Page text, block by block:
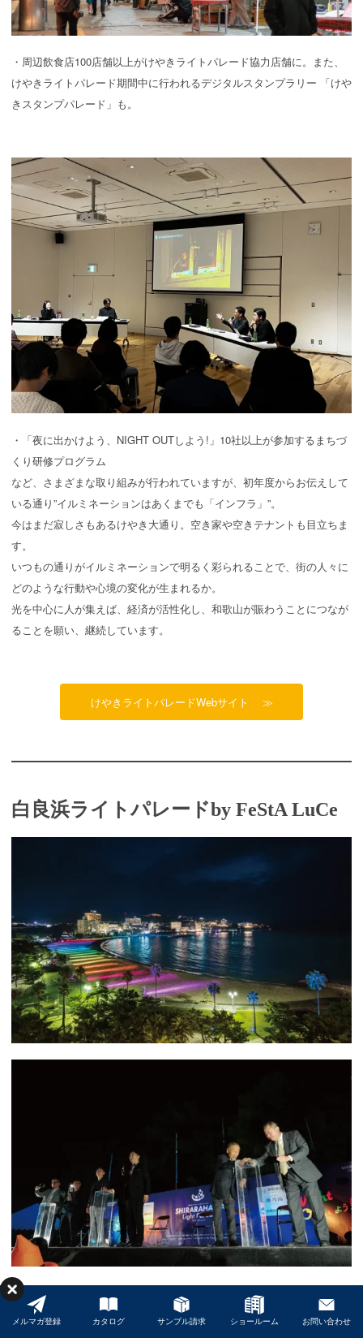
メルマガ登録 カタログ サンプル請求 ショールーム お問い合わせ
・周辺飲食店100店舗以上がけやきライトパレード協力店舗に。また、
けやきライトパレード期間中に行われるデジタルスタンプラリー 「けや
きスタンプパレード」も。
・「夜に出かけよう、NIGHT OUTしよう!」10社以上が参加するまちづ
くり研修プログラム
など、さまざまな取り組みが行われていますが、初年度からお伝えして
いる通り”イルミネーションはあくまでも「インフラ」”。
今はまだ寂しさもあるけやき大通り。空き家や空きテナントも目立ちま
す。
いつもの通りがイルミネーションで明るく彩られることで、街の人々に
どのような行動や心境の変化が生まれるか。
光を中心に人が集えば、経済が活性化し、和歌山が賑わうことにつなが
ることを願い、継続しています。
けやきライトパレードWebサイト ≫
白良浜ライトパレードby FeStA LuCe
ライトパレードは和歌山の紀南へも続いています。
延長620mに渡る白砂の浜を光と音で彩るライトアッププロジェクト